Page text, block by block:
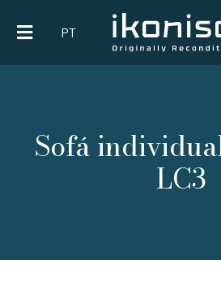
content
PT
Sofá
LC3